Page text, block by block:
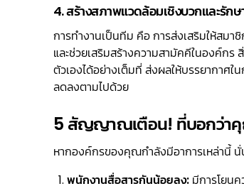
4. สร้างสภาพแวดล้อมเชิงบวกและรั
การทำงานเป็นทีม คือ การส่งเสริมให้ส
และช่วยเสริมสร้างความสามัคคีในองค์ก
ตัวเองได้อย่างเต็มที่ ส่งผลให้บรรยากา
ลดลงตามไปด้วย
5 สัญญาณเตือน! ที่บอกว่า
หากองค์กรของคุณกำลังมีอาการเหล่า
พนักงานสื่อสารกันน้อยลง: มีการโยน